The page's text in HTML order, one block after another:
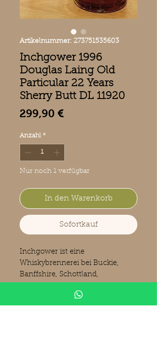
Artikelnummer: 273751535603
Inchgower 1996
Douglas Laing Old
Particular 22 Years
Sherry Butt DL 11920
299,90 €Preis
Anzahl *
Nur noch 1 verfügbar
In den Warenkorb
Sofortkauf
Inchgower ist eine
Whiskybrennerei bei Buckie,
Banffshire, Schottland,
stammt aus Quellen auf den